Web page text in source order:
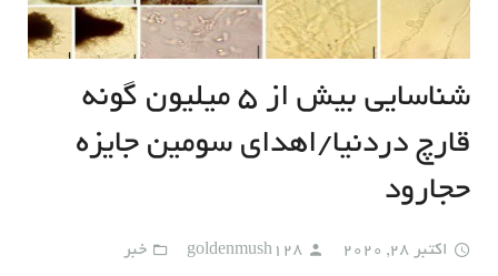
راهنمای رفع اشکالات تولید
Language
شناسایی بیش از ۵ میلیون گونه
قارچ دردنیا/اهدای سومین جایزه
حجارود
اکتبر 28, 2020 goldenmush128
خبر